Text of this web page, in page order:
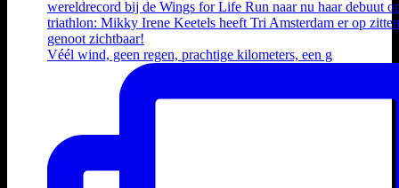
Véél wind, geen regen, prachtige kilometers, een g